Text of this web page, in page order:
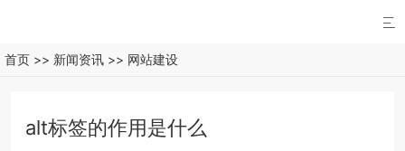

首页 >> 新闻资讯 >> 网站建设
alt标签的作用是什么